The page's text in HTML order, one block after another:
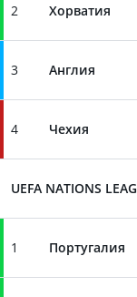
2 Хорватия
3 Англия
4 Чехия
UEFA NATIONS
1 Португалия